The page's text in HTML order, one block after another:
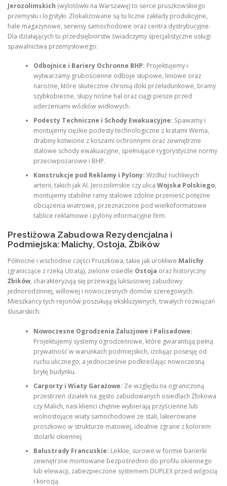
Jerozolimskich (wylotówki na Warszawę) to serce pruszkowskiego
przemysłu i logistyki. Zlokalizowane są tu liczne zakłady produkcyjne,
hale magazynowe, serwisy samochodowe oraz centra dystrybucyjne.
Dla działających tu przedsiębiorstw świadczymy specjalistyczne usługi
spawalnictwa przemysłowego:
Odbojnice i Bariery Ochronne BHP: Projektujemy i
wytwarzamy grubościenne odboje słupowe, liniowe oraz
narożne, które skutecznie chronią doki przeładunkowe, bramy
szybkobieżne, słupy nośne hal oraz ciągi piesze przed
uderzeniami wózków widłowych.
Podesty Techniczne i Schody Ewakuacyjne: Spawamy i
montujemy ciężkie podesty technologiczne z kratami Wema,
drabiny kotwione z koszami ochronnymi oraz zewnętrzne
stalowe schody ewakuacyjne, spełniające rygorystyczne normy
przeciwpożarowe i BHP.
Konstrukcje pod Reklamy i Pylony: Wzdłuż ruchliwych
arterii, takich jak Al. Jerozolimskie czy ulica Wojska Polskiego,
montujemy stabilne ramy stalowe zdolne przenieść potężne
obciążenia wiatrowe, przeznaczone pod wielkoformatowe
tablice reklamowe i pylony informacyjne firm.
Prestiżowa Zabudowa Rezydencjalna i
Podmiejska: Malichy, Ostoja, Żbików
Północne i wschodnie części Pruszkowa, takie jak urokliwe Malichy
(graniczące z rzeką Utratą), zielone osiedle Ostoja oraz historyczny
Żbików, charakteryzują się przewagą luksusowej zabudowy
jednorodzinnej, willowej i nowoczesnych domów szeregowych.
Mieszkańcy tych rejonów poszukują ekskluzywnych, trwałych rozwiązań
ślusarskich:
Nowoczesne Ogrodzenia Żaluzjowe i Palisadowe:
Projektujemy systemy ogrodzeniowe, które gwarantują pełną
prywatność w warunkach podmiejskich, izolując posesję od
ruchu ulicznego, a jednocześnie podkreślając nowoczesną
bryłę budynku.
Carporty i Wiaty Garażowe: Ze względu na ograniczoną
przestrzeń działek na gęsto zabudowanych osiedlach Żbikowa
czy Malich, nasi klienci chętnie wybierają przyścienne lub
wolnostojące wiaty samochodowe ze stali, lakierowane
proszkowo w strukturze matowej, idealnie zgrane z kolorem
stolarki okiennej.
Balustrady Francuskie: Lekkie, surowe w formie barierki
zewnętrzne montowane bezpośrednio do profilu okiennego
lub elewacji, zabezpieczone systemem DUPLEX przed wilgocią
i korozją.